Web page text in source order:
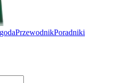
PrzewodnikPoradniki